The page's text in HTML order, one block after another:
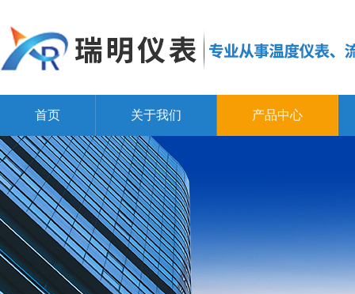
首页 关于我们 产品中心